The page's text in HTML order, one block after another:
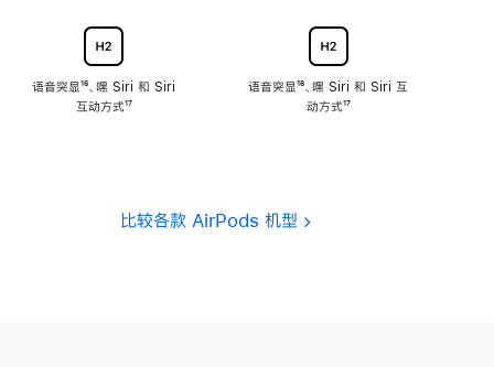
语音突显脚
注
¹⁶、嘿 Siri 和 Siri
互动方式脚
¹⁷
语音突显脚
注
¹⁶、嘿 Siri 和 Siri 互
动方式脚
¹⁷
比较各款 AirPods 机型